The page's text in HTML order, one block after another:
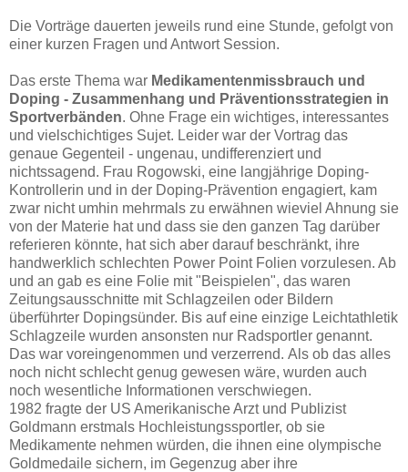
Die Vorträge dauerten jeweils rund eine Stunde, gefolgt von
einer kurzen Fragen und Antwort Session.
Das erste Thema war Medikamentenmissbrauch und
Doping - Zusammenhang und Präventionsstrategien in
Sportverbänden. Ohne Frage ein wichtiges, interessantes
und vielschichtiges Sujet. Leider war der Vortrag das
genaue Gegenteil - ungenau, undifferenziert und
nichtssagend. Frau Rogowski, eine langjährige Doping-
Kontrollerin und in der Doping-Prävention engagiert, kam
zwar nicht umhin mehrmals zu erwähnen wieviel Ahnung sie
von der Materie hat und dass sie den ganzen Tag darüber
referieren könnte, hat sich aber darauf beschränkt, ihre
handwerklich schlechten Power Point Folien vorzulesen. Ab
und an gab es eine Folie mit "Beispielen", das waren
Zeitungsausschnitte mit Schlagzeilen oder Bildern
überführter Dopingsünder. Bis auf eine einzige Leichtathletik
Schlagzeile wurden ansonsten nur Radsportler genannt.
Das war voreingenommen und verzerrend. Als ob das alles
noch nicht schlecht genug gewesen wäre, wurden auch
noch wesentliche Informationen verschwiegen.
1982 fragte der US Amerikanische Arzt und Publizist
Goldmann erstmals Hochleistungssportler, ob sie
Medikamente nehmen würden, die ihnen eine olympische
Goldmedaile sichern, im Gegenzug aber ihre